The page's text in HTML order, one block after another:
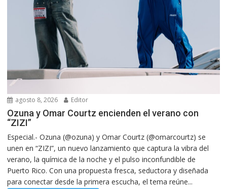
agosto 8, 2026 Editor
Ozuna y Omar Courtz encienden el verano con
“ZIZI”
Especial.- Ozuna (@ozuna) y Omar Courtz (@omarcourtz) se
unen en “ZIZI”, un nuevo lanzamiento que captura la vibra del
verano, la química de la noche y el pulso inconfundible de
Puerto Rico. Con una propuesta fresca, seductora y diseñada
para conectar desde la primera escucha, el tema reúne...